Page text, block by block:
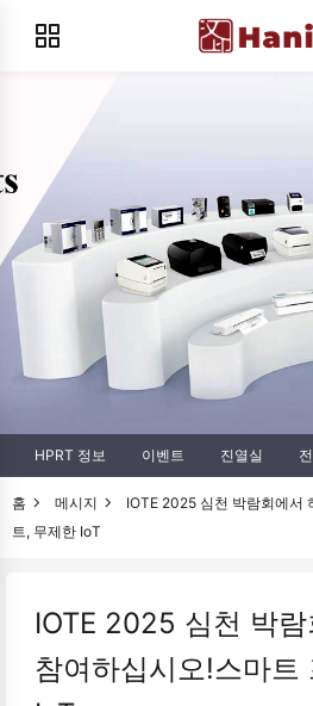
HPRT 정보 이벤트 진열실
홈 메시지
IOTE 2025 심천 박람회에서
트, 무제한 IoT
IOTE 2025 심천 박
참여하십시오!스마트